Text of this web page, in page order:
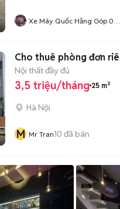
Xe Máy Quốc Hằng Góp 0
Cho thuê phòng đơn
Nội thất đầy đủ
3,5 triệu/tháng 25 m²
Hà Nội
M Mr Tran10 đã bán